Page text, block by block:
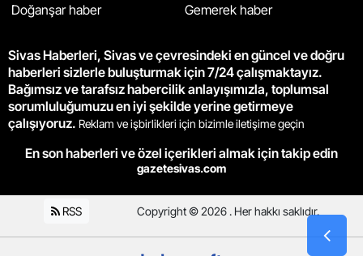
Doğanşar haber
Gemerek haber
Sivas Haberleri, Sivas ve çevresindeki en güncel ve doğru
haberleri sizlerle buluşturmak için 7/24 çalışmaktayız.
Bağımsız ve tarafsız habercilik anlayışımızla, toplumsal
sorumluluğumuzu en iyi şekilde yerine getirmeye
çalışıyoruz. Reklam ve işbirlikleri için bizimle iletişime geçin
En son haberleri ve özel içerikleri almak için takip edin
gazetesivas.com
RSS Copyright © 2026 . Her hakkı saklıdır.